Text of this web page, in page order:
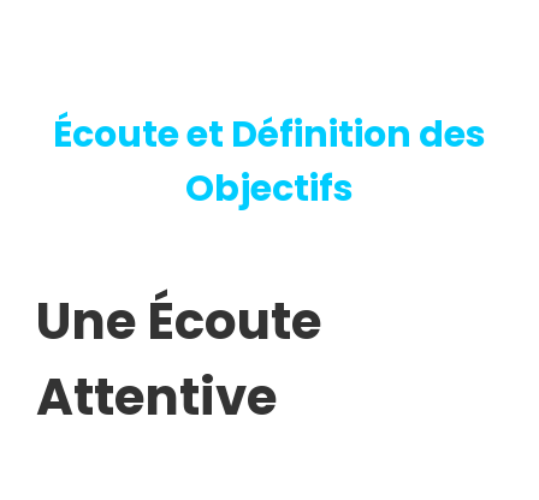
Écoute et Définition des
Objectifs
Une Écoute
Attentive